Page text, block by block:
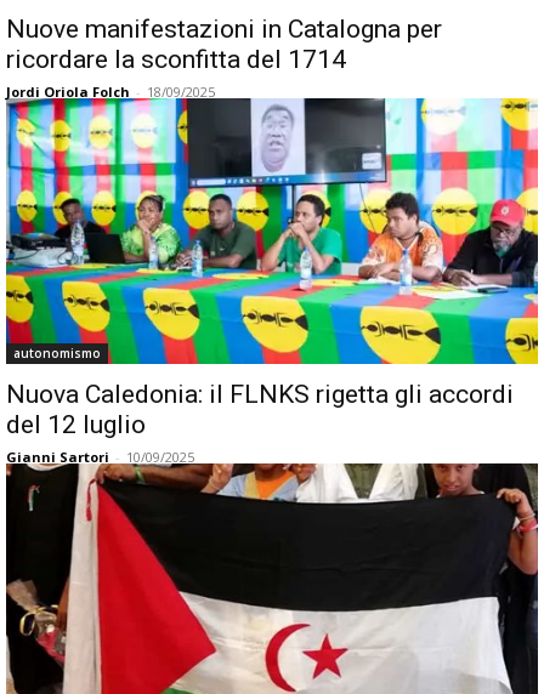
Nuove manifestazioni in Catalogna per
ricordare la sconfitta del 1714
Jordi Oriola Folch - 18/09/2025
autonomismo
Nuova Caledonia: il FLNKS rigetta gli accordi
del 12 luglio
Gianni Sartori - 10/09/2025